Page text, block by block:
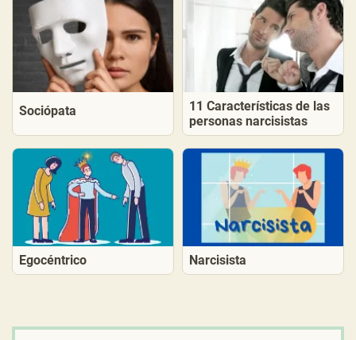
Sociópata
11 Características de las
personas narcisistas
Egocéntrico Narcisista